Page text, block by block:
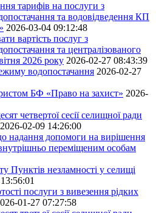
тарифів на послуги з
та водовідведення КП
2026-03-04 09:12:48
вартість послуг з
та централізованого
2026 року 2026-02-27 08:43:39
водопостачання 2026-02-27
БФ «Право на захист» 2026-
четвертої сесії селищної ради
2026-02-09 14:26:00
надання допомоги на вирішення
переміщеним особам
Пунктів незламності у селищі
послуги з вивезення рідких
01-27 07:27:58